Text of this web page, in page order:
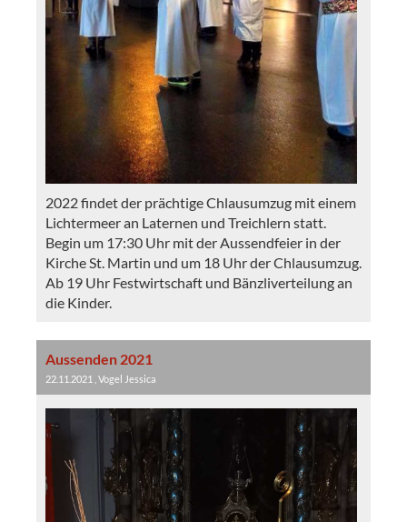
2022 findet der prächtige Chlausumzug mit einem
Lichtermeer an Laternen und Treichlern statt.
Begin um 17:30 Uhr mit der Aussendfeier in der
Kirche St. Martin und um 18 Uhr der Chlausumzug.
Ab 19 Uhr Festwirtschaft und Bänzliverteilung an
die Kinder.
Aussenden 2021
22.11.2021 , Vogel Jessica